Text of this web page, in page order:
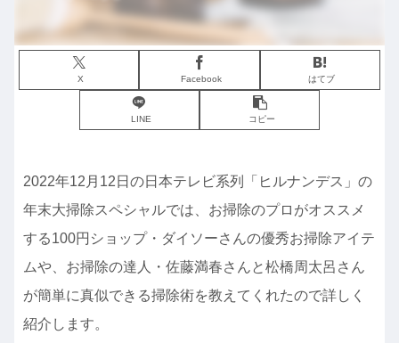
X Facebook はてブ
LINE コピー
2022年12月12日の日本テレビ系列「ヒルナンデス」の
年末大掃除スペシャルでは、お掃除のプロがオススメ
する100円ショップ・ダイソーさんの優秀お掃除アイテ
ムや、お掃除の達人・佐藤満春さんと松橋周太呂さん
が簡単に真似できる掃除術を教えてくれたので詳しく
紹介します。